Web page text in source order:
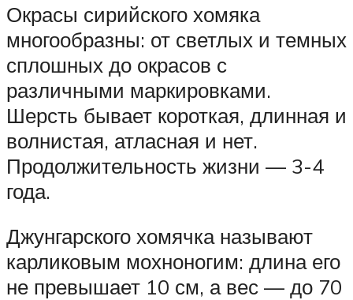
Окрасы сирийского хомяка
многообразны: от светлых и темных
сплошных до окрасов с
различными маркировками.
Шерсть бывает короткая, длинная и
волнистая, атласная и нет.
Продолжительность жизни — 3-4
года.
Джунгарского хомячка называют
карликовым мохноногим: длина его
не превышает 10 см, а вес — до 70